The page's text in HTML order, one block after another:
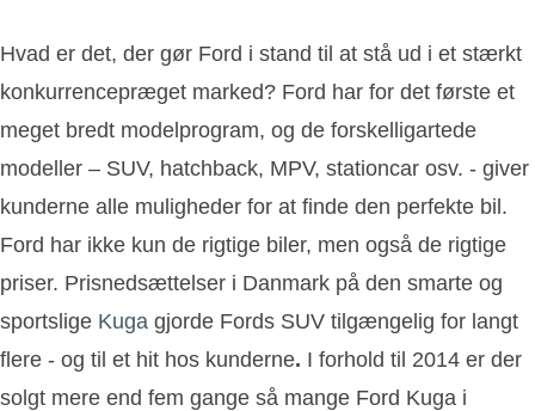
Hvad er det, der gør Ford i stand til at stå ud i et stærkt
konkurrencepræget marked? Ford har for det første et
meget bredt modelprogram, og de forskelligartede
modeller – SUV, hatchback, MPV, stationcar osv. - giver
kunderne alle muligheder for at finde den perfekte bil.
Ford har ikke kun de rigtige biler, men også de rigtige
priser. Prisnedsættelser i Danmark på den smarte og
sportslige Kuga gjorde Fords SUV tilgængelig for langt
flere - og til et hit hos kunderne. I forhold til 2014 er der
solgt mere end fem gange så mange Ford Kuga i